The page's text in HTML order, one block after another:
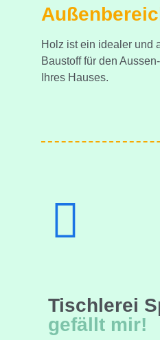
Holz ist ein idealer und
Baustoff für den
Ihres Hauses.
Tischlerei
gefällt mir!